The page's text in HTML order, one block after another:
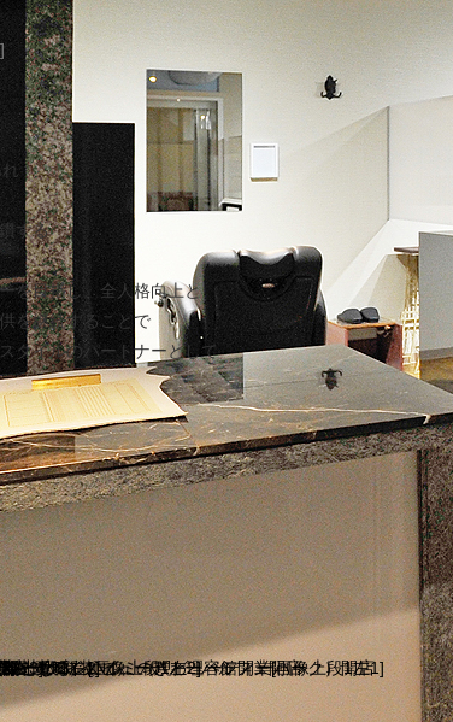
する
を目指し、全人格向上と
を継続することで
タイルのパートナーとして
北竜町）にて、のざわ理容館開業[画像上段1左1]
となる。[画像上段1左2]
ーサロンハルミ（現ビューティーパーク）開店
像上段2左1]
左3]
パーク新装
店 ブライズビューティーパルフェ開店